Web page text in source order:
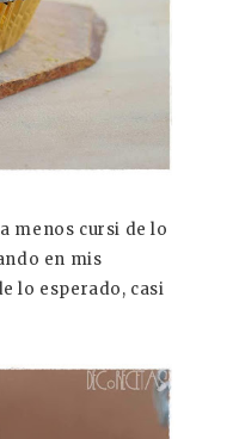
menos cursi de lo
en mis
lo esperado, casi